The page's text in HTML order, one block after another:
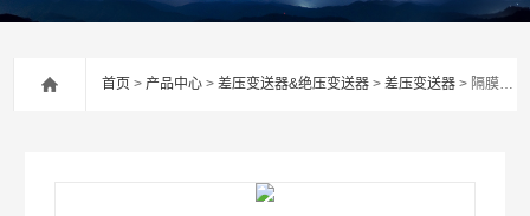
首页 >产品中心 >差压变送器&绝压变送器 >差压变送器 > 隔膜密封式差压变送器